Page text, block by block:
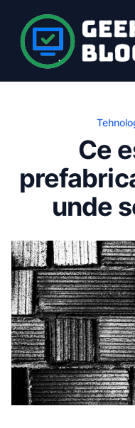
t Geek Blog
blog de marketing
Ce
unde